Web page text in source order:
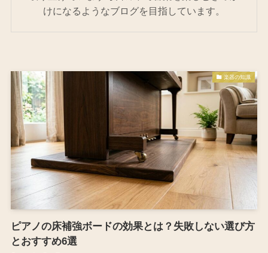
けになるようなブログを目指しています。
楽器の知識
ピアノの床補強ボードの効果とは？失敗しない選び方
とおすすめ6選